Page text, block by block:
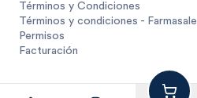
1 unidad
Términos y Condiciones
Términos y condiciones - Farmasale
Permisos
Facturación